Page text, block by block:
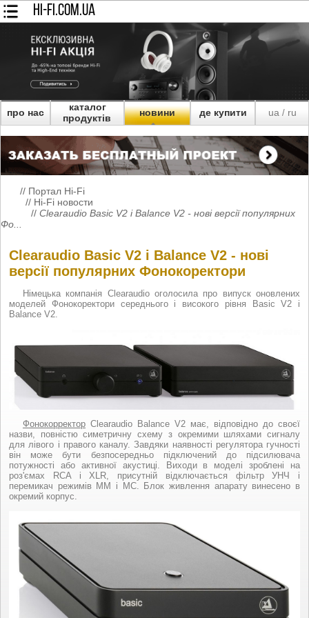
HI-FI.COM.UA
про нас
каталог
продуктів
новини де купити ua/ ru
// Портал Hi-Fi
// Hi-Fi новости
// Clearaudio Basic V2 і Balance V2 - нові версії популярних
Фо...
Clearaudio Basic V2 і Balance V2 - нові
версії популярних Фонокоректори
Німецька компанія Clearaudio оголосила про випуск оновлених
моделей Фонокоректори середнього і високого рівня Basic V2 і
Balance V2.
Фонокорректор Clearaudio Balance V2 має, відповідно до своєї
назви, повністю симетричну схему з окремими шляхами сигналу
для лівого і правого каналу. Завдяки наявності регулятора гучності
він може бути безпосередньо підключений до підсилювача
потужності або активної акустиці. Виходи в моделі зроблені на
роз'ємах RCA і XLR, присутній відключається фільтр УНЧ і
перемикач режимів ММ і МС. Блок живлення апарату винесено в
окремий корпус.